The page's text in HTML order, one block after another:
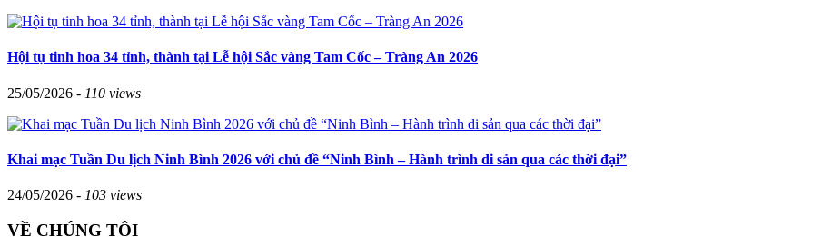
Hội tụ tinh hoa 34 tỉnh, thành tại Lễ hội Sắc vàng Tam Cốc – Tràng An 2026
25/05/2026 - 110 views
Khai mạc Tuần Du lịch Ninh Bình 2026 với chủ đề “Ninh Bình – Hành trình di sản qua các thời đại”
24/05/2026 - 103 views
VỀ CHÚNG TÔI